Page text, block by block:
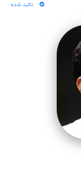
تائید شده